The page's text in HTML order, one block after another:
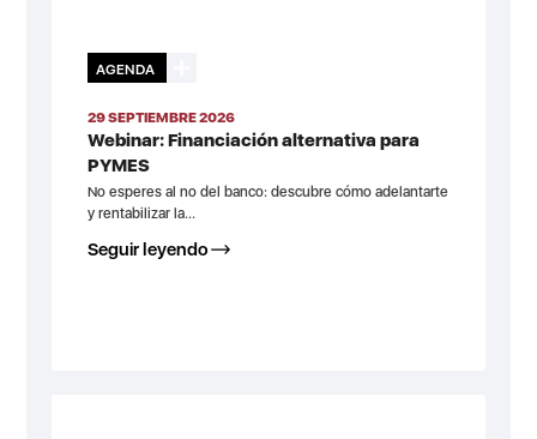
AGENDA
29 SEPTIEMBRE 2026
Webinar: Financiación alternativa para
PYMES
No esperes al no del banco: descubre cómo adelantarte
y rentabilizar la...
Seguir leyendo